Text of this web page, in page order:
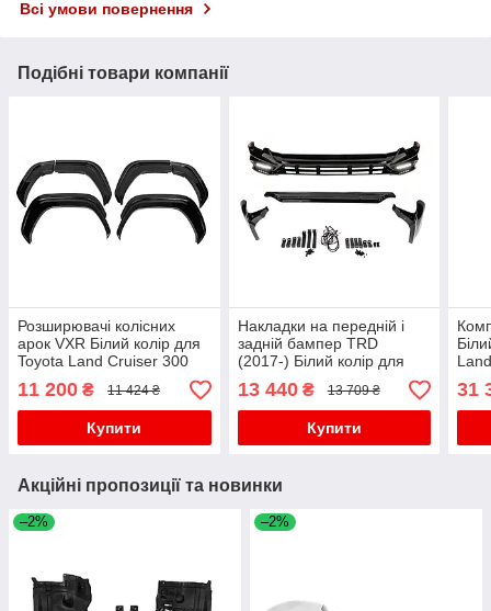
Всі умови повернення
Подібні товари компанії
Розширювачі колісних
арок VXR Білий колір для
Toyota Land Cruiser 300
11 200 ₴ 11 424 ₴
Купити
Накладки на передній і
задній бампер TRD
(2017-) Білий колір для
Toyota Land Cruiser Prado
150
13 440₴ 13 709 ₴
Купити
31
Акційні пропозиції та новинки
–2% –2%